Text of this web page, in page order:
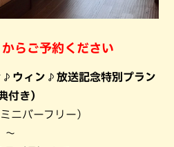
からご予約ください
♪ウィン♪放送記念特別プラン
付き）
ニバーフリー）
〜